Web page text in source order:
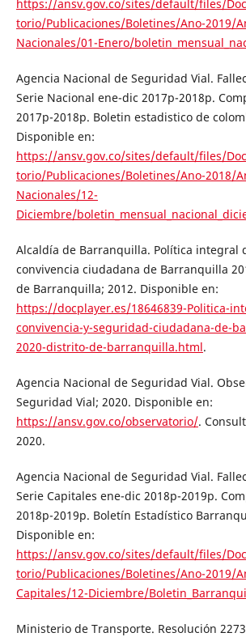
https://ansv.gov.co/sites/default/files/
torio/Publicaciones/Boletines/Ano-2019/
Nacionales/01-Enero/
Agencia Nacional de Seguridad Vial.
Serie Nacional ene-dic 2017p-2018p.
2017p-2018p. Boletin estadistico de
Disponible en:
https://ansv.gov.co/sites/default/files/
torio/Publicaciones/Boletines/Ano-2018/
Nacionales/12-
Diciembre/
Alcaldía de Barranquilla. Política integral
convivencia ciudadana de Barranquilla
de Barranquilla; 2012. Disponible en:
https://docplayer.es/18646839-Politica-
convivencia-y-seguridad-ciudadana-de-
2020-distrito-de-barranquilla.html.
Agencia Nacional de Seguridad Vial.
Seguridad Vial; 2020. Disponible en:
https://ansv.gov.co/observatorio/.
2020.
Agencia Nacional de Seguridad Vial.
Serie Capitales ene-dic 2018p-2019p.
2018p-2019p. Boletín Estadístico
Disponible en:
https://ansv.gov.co/sites/default/files/
torio/Publicaciones/Boletines/Ano-2019/
Capitales/12-Diciembre/
Ministerio de Transporte. Resolución